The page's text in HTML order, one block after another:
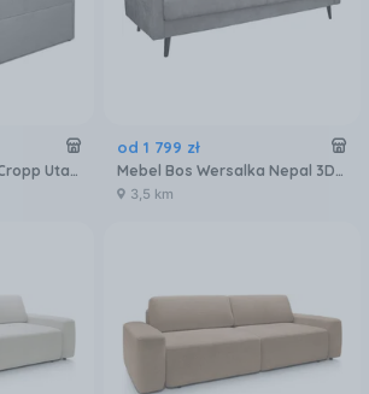
Mebel Bos Tapczan Cropp Utario Velvet 2972 Jasny Szary 2.01x2.01m
od 1 799 zł
Mebel Bos Wersalka Nepal 3Dl Sereno 694 Szara
3,5 km